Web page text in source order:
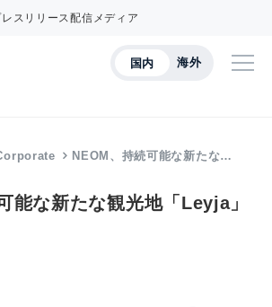
スリリース配信メディア
国内 海外
NEOM、持続可能な新たな…
能な新たな観光地「Leyja」